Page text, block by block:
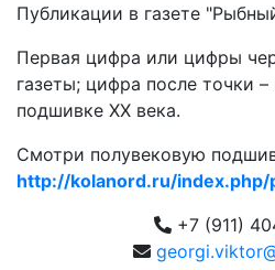
Публикации в газете
Первая цифра или цифры
газеты; цифра после точки
подшивке ХХ века.
Смотри полувековую
http://kolanord.ru/
+7 (911)